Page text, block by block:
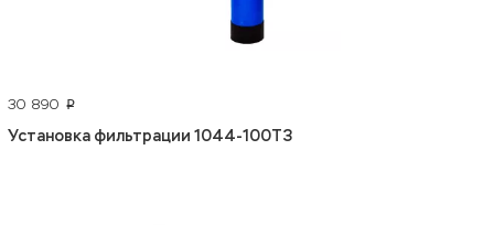
30 890 p
Установка фильтрации 1044-100Т3